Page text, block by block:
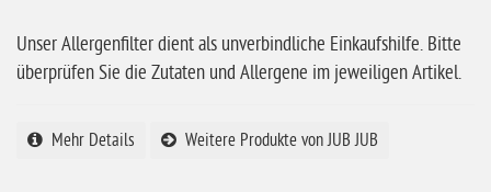
ohne Guarkernmehl
ohne Vanille
Unser Allergenfilter dient als unverbindliche Einkaufshilfe. Bitte
überprüfen Sie die Zutaten und Allergene im jeweiligen Artikel.
Mehr Details Weitere Produkte von JUB JUB